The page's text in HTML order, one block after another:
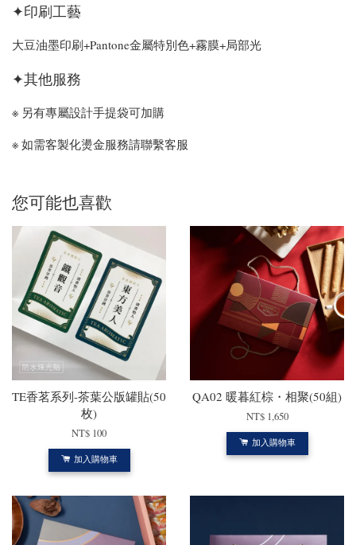
✦印刷工藝
大豆油墨印刷+Pantone金屬特別色+霧膜+局部光
✦其他服務
※ 另有專屬設計手提袋可加購
※ 如需客製化燙金服務請聯繫客服
您可能也喜歡
TE香茗系列-茶葉公版罐貼(50
枚)
NT$ 100
加入購物車
QA02 暖暮紅棕・相聚(50組)
NT$ 1,650
加入購物車